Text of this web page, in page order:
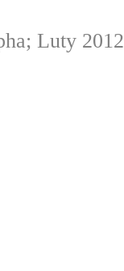
Luty 2012